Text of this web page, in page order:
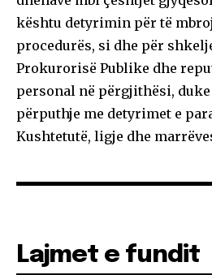
kështu detyrimin për të
procedurës, si dhe për
Prokurorisë Publike dhe
personal në përgjithësi,
përputhje me detyrimet e
Kushtetutë, ligje dhe
Lajmet e fundit